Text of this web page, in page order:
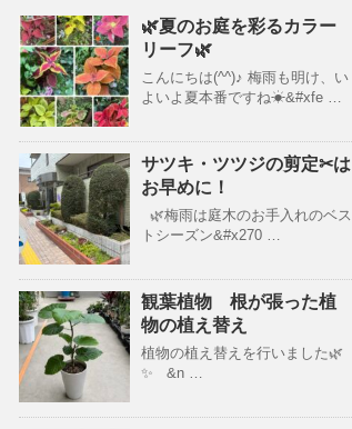
🌿夏のお庭を彩るカラー
リーフ🌿
こんにちは(^^)♪ 梅雨も明け、い
よいよ夏本番ですね☀&#xfe …
サツキ・ツツジの剪定✂は
お早めに！
🌿梅雨は庭木のお手入れのベス
トシーズン&#x270 …
観葉植物 根が張った植
物の植え替え
植物の植え替えを行いました🌿
✨ &n …